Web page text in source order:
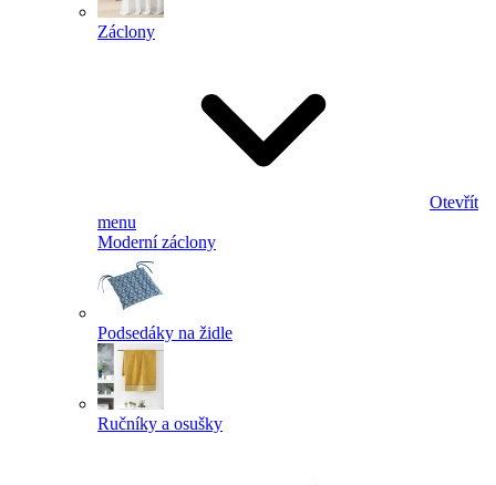
Záclony
Otevřít
menu
Moderní záclony
Podsedáky na židle
Ručníky a osušky